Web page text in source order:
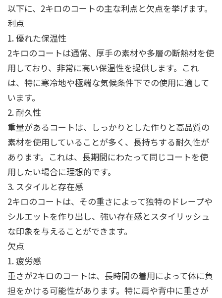
以下に、2キロのコートの主な利点と欠点を挙げます。
利点
1. 優れた保温性
2キロのコートは通常、厚手の素材や多層の断熱材を使
用しており、非常に高い保温性を提供します。これ
は、特に寒冷地や極端な気候条件下での使用に適して
います。
2. 耐久性
重量があるコートは、しっかりとした作りと高品質の
素材を使用していることが多く、長持ちする耐久性が
あります。これは、長期間にわたって同じコートを使
用したい場合に理想的です。
3. スタイルと存在感
2キロのコートは、その重さによって独特のドレープや
シルエットを作り出し、強い存在感とスタイリッシュ
な印象を与えることができます。
欠点
1. 疲労感
重さが2キロのコートは、長時間の着用によって体に負
担をかける可能性があります。特に肩や背中に重さが